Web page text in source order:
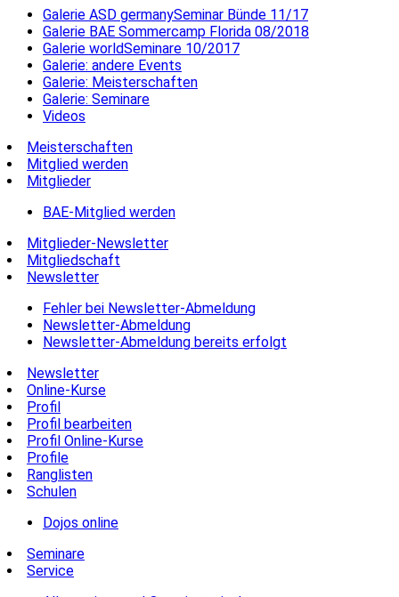
Galerie ASD germanySeminar Bünde 11/17
Galerie BAE Sommercamp Florida 08/2018
Galerie worldSeminare 10/2017
Galerie: andere Events
Galerie: Meisterschaften
Galerie: Seminare
Videos
Meisterschaften
Mitglied werden
Mitglieder
BAE-Mitglied werden
Mitglieder-Newsletter
Mitgliedschaft
Newsletter
Fehler bei Newsletter-Abmeldung
Newsletter-Abmeldung
Newsletter-Abmeldung bereits erfolgt
Newsletter
Online-Kurse
Profil
Profil bearbeiten
Profil Online-Kurse
Profile
Ranglisten
Schulen
Dojos online
Seminare
Service